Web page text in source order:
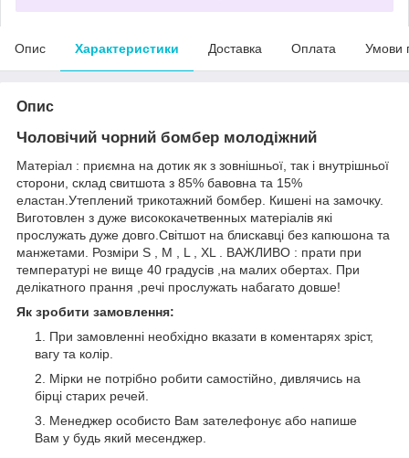
Опис Характеристики Доставка Оплата Умови
Опис
Чоловічий чорний бомбер молодіжний
Матеріал : приємна на дотик як з зовнішньої, так і внутрішньої
сторони, склад свитшота з 85% бавовна та 15%
еластан.Утеплений трикотажний бомбер. Кишені на замочку.
Виготовлен з дуже висококачетвенных матеріалів які
прослужать дуже довго.Світшот на блискавці без капюшона та
манжетами. Розміри S , M , L , XL . ВАЖЛИВО : прати при
температурі не вище 40 градусів ,на малих обертах. При
делікатного прання ,речі прослужать набагато довше!
Як зробити замовлення:
При замовленні необхідно вказати в коментарях зріст,
вагу та колір.
Мірки не потрібно робити самостійно, дивлячись на
бірці старих речей.
Менеджер особисто Вам зателефонує або напише
Вам у будь який месенджер.